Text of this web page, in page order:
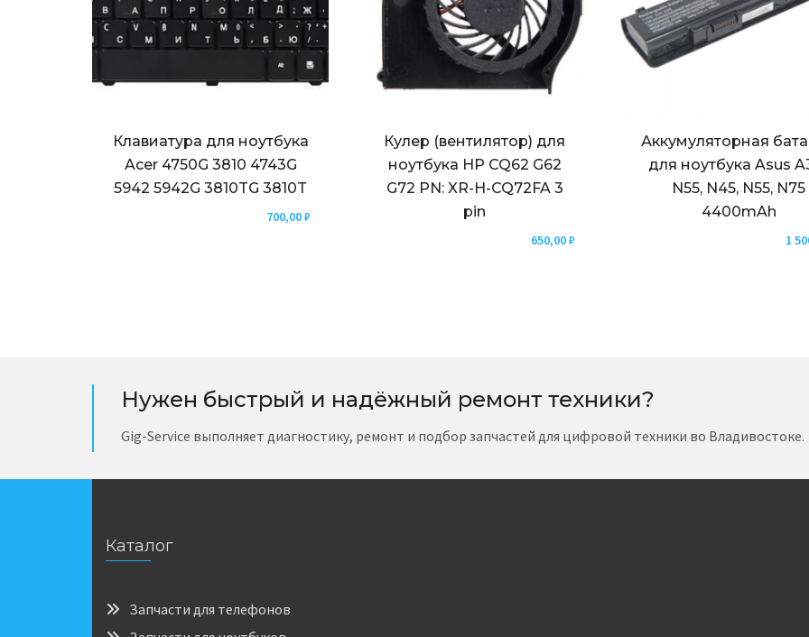
Клавиатура для ноутбука
Acer 4750G 3810 4743G
5942 5942G 3810TG 3810T
700,00₽
Кулер (вентилятор) для
ноутбука HP CQ62 G62
G72 PN: XR-H-CQ72FA 3
pin
650,00₽
Аккумуляторная
для ноутбука Asus
N55, N45, N55, N75
4400mAh
1
Нужен быстрый и надёжный ремонт техники?
Gig-Service выполняет диагностику, ремонт и подбор запчастей для цифровой техники во Владивостоке.
Каталог
Запчасти для телефонов